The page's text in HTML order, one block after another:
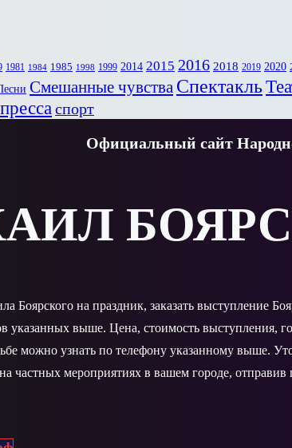
1981 1984 1985 1998 1999 2014 2015 2016 2018 2019 2020
Смешанные чувства Спектакль
пресса спорт
Официальный сайт
Боярского на праздник, заказать выступление
указанных выше. Цена, стоимость выступления,
можно узнать по телефону указанному выше.
частных мероприятиях в вашем городе,